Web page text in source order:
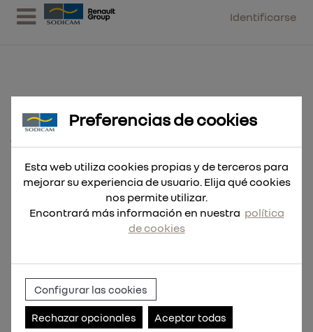
Identificarse
Botella negra PACKOUT™ de
710ml
Preferencias de cookies
Esta web utiliza cookies propias y de terceros para
mejorar su experiencia de usuario. Elija qué cookies
nos permite utilizar.
Encontrará más información en nuestra política
de cookies
Configurar las cookies
Rechazar opcionales Aceptar todas